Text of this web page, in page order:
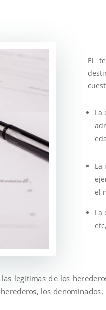
El
La
La
el
La
legítimas de los
los denominados,